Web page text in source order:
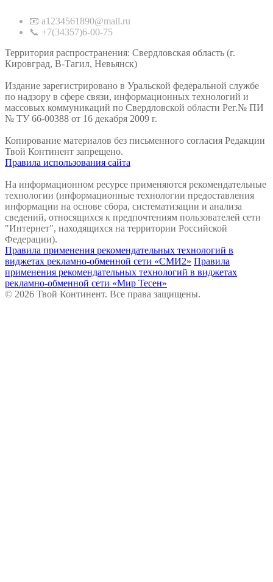
📧 a1234561890@mail.ru
📞 +7(34357)6-00-75
Территория распространения: Свердловская область (г.
Кировград, В-Тагил, Невьянск)
Издание зарегистрировано в Уральской федеральной службе
по надзору в сфере связи, информационных технологий и
массовых коммуникаций по Свердловской области Рег.№ ПИ
№ ТУ 66-00388 от 16 декабря 2009 г.
Копирование материалов без письменного согласия Редакции
Твой Континент запрещено.
Правила использования сайта
На информационном ресурсе применяются рекомендательные
технологии (информационные технологии предоставления
информации на основе сбора, систематизации и анализа
сведений, относящихся к предпочтениям пользователей сети
"Интернет", находящихся на территории Российской
Федерации).
Правила применения рекомендательных технологий в
виджетах рекламно-обменной сети «СМИ2» Правила
применения рекомендательных технологий в виджетах
рекламно-обменной сети «Мир Тесен»
© 2026 Твой Континент. Все права защищены.